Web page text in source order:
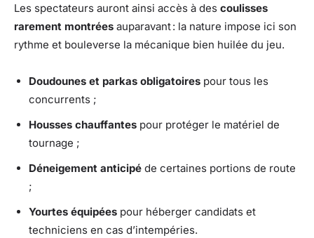
Les spectateurs auront ainsi accès à des coulisses
rarement montrées auparavant : la nature impose ici son
rythme et bouleverse la mécanique bien huilée du jeu.
Doudounes et parkas obligatoires pour tous les
concurrents ;
Housses chauffantes pour protéger le matériel de
tournage ;
Déneigement anticipé de certaines portions de route
;
Yourtes équipées pour héberger candidats et
techniciens en cas d’intempéries.